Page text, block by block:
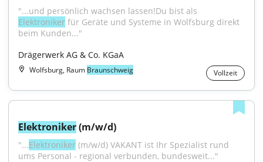
Elektroniker für Geräte und Systeme in Wolfsburg direkt
beim Kunden..."
Drägerwerk AG & Co. KGaA
Wolfsburg, Raum Braunschweig Vollzeit
Elektroniker (m/w/d)
"...Elektroniker (m/w/d) VAKANT ist Ihr Spezialist rund
ums Personal - regional verbunden, bundesweit..."